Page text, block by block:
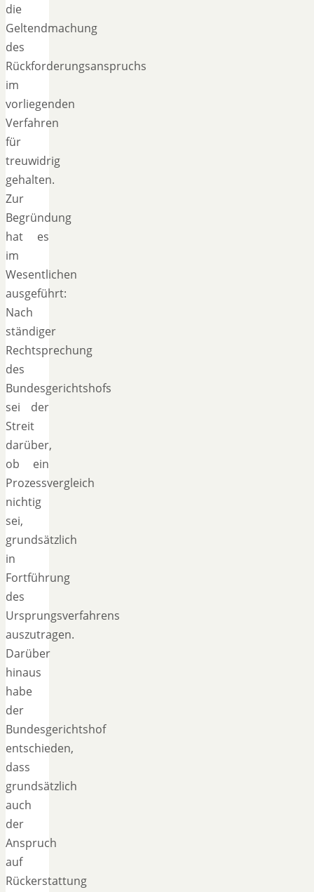
die
Geltendmachung
des
Rückforderungsanspruchs
im
vorliegenden
Verfahren
für
treuwidrig
gehalten.
Zur
Begründung
hat es
im
Wesentlichen
ausgeführt:
Nach
ständiger
Rechtsprechung
des
Bundesgerichtshofs
sei der
Streit
darüber,
ob ein
Prozessvergleich
nichtig
sei,
grundsätzlich
in
Fortführung
des
Ursprungsverfahrens
auszutragen.
Darüber
hinaus
habe
der
Bundesgerichtshof
entschieden,
dass
grundsätzlich
auch
der
Anspruch
auf
Rückerstattung